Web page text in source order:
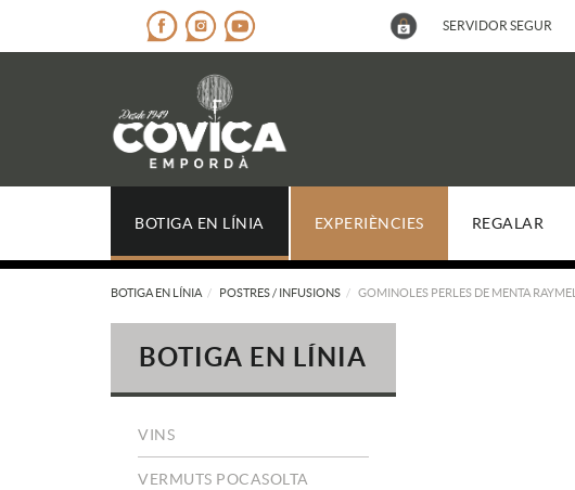
SERVIDOR SEGUR
BOTIGA EN LÍNIA EXPERIÈNCIES REGALAR
BOTIGA EN LÍNIA POSTRES / INFUSIONS GOMINOLES PERLES DE MENTA RAYMEL
BOTIGA EN LÍNIA
VINS
VERMUTS POCASOLTA